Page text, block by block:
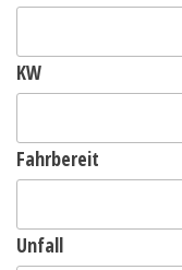
KW
Fahrbereit
Unfall